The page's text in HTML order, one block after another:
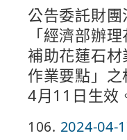
公告委託財
「經濟部辦
補助花蓮石
作業要點」
4月11日生效
106 2024-04-